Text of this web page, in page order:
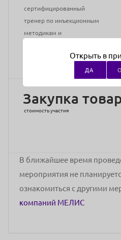
сертифицированный
тренер по инъекционным
методикам и
Адрес проведения:ул.1812
Закупка
стоимость участия
В ближайшее время
мероприятия не
ознакомиться с другими
компаний МЕЛИС
Открыть в
ДА